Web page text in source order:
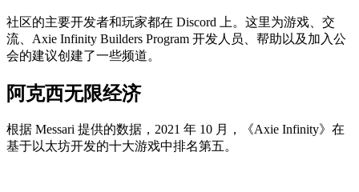
社区的主要开发者和玩家都在 Discord 上。这里为游戏、交
流、Axie Infinity Builders Program 开发人员、帮助以及加入公
会的建议创建了一些频道。
阿克西无限经济
根据 Messari 提供的数据，2021 年 10 月，《Axie Infinity》在
基于以太坊开发的十大游戏中排名第五。